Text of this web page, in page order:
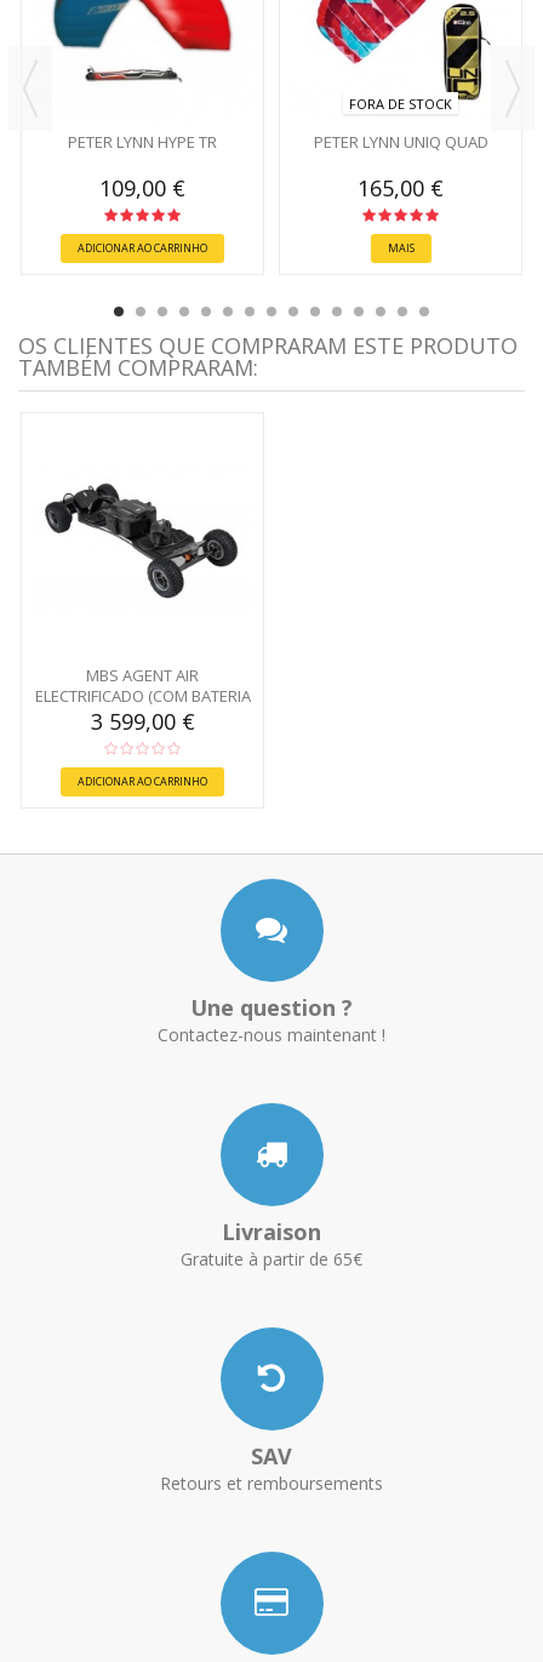
PETER LYNN HYPE TR
109,00 €
ADICIONAR AO CARRINHO
FORA DE STOCK
PETER LYNN UNIQ QUAD
165,00 €
MAIS
OS CLIENTES QUE COMPRARAM ESTE PRODUTO
TAMBÉM COMPRARAM:
MBS AGENT AIR
ELECTRIFICADO (COM BATERIA
540)
3 599,00 €
ADICIONAR AO CARRINHO
Une question ?
Contactez-nous maintenant !
Livraison
Gratuite à partir de 65€
SAV
Retours et remboursements